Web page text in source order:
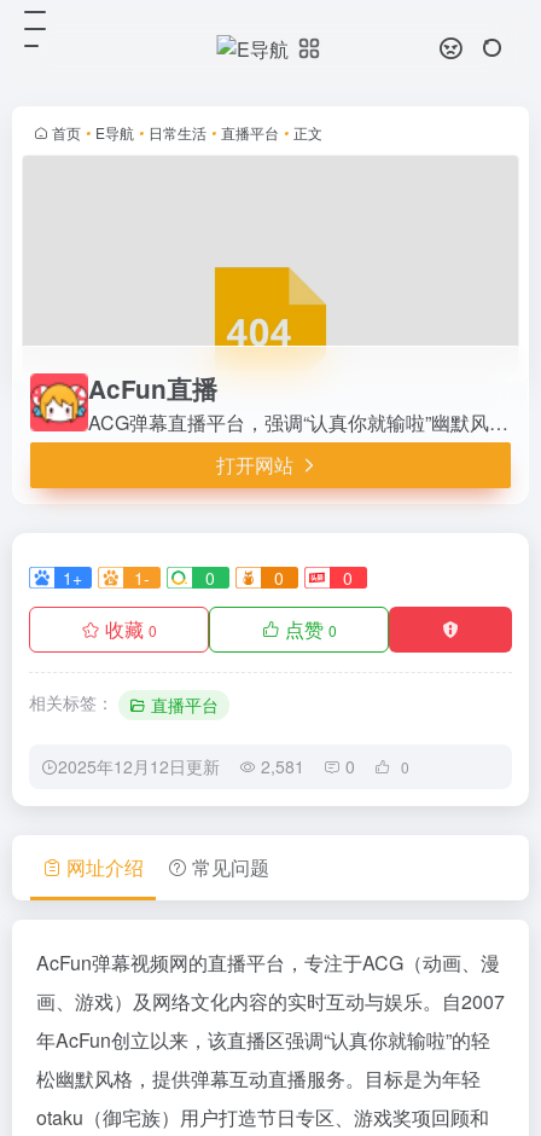
首页 • E导航 • 日常生活 • 直播平台 • 正文
AcFun直播
ACG弹幕直播平台，强调“认真你就输啦”幽默风格。特点包括双旦专区、TGA游戏主题和弹幕互动。功能涵盖直播推荐进入、奖项回顾、自习室及节日活动浏览。
打开网站
1+ 1- 0 0 0
收藏 0 点赞 0
相关标签： 直播平台
2025年12月12日更新 2,581 0 0
区、TGA游戏主题和弹幕互动。功
能涵盖直播推荐进入、奖项回顾、自
习室及节日活动浏览。
网址介绍 常见问题
AcFun弹幕视频网的直播平台，专注于ACG（动画、漫
画、游戏）及网络文化内容的实时互动与娱乐。自2007
年AcFun创立以来，该直播区强调“认真你就输啦”的轻
松幽默风格，提供弹幕互动直播服务。目标是为年轻
otaku（御宅族）用户打造节日专区、游戏奖项回顾和